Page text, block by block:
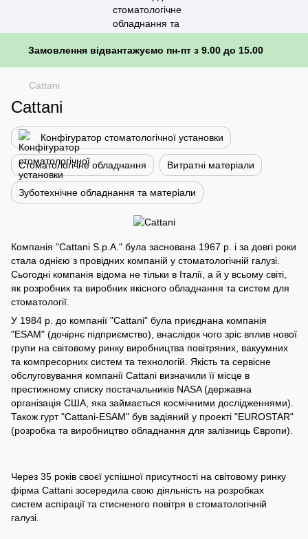
Замовлення відвантажуємо пн-пт з 9.00 до 15.00
Cattani
Cattani
Конфігуратор стоматологічної установки
Стоматологічне обладнання Витратні матеріали
Зуботехнічне обладнання та матеріали
Компанія "Cattani S.p.A." була заснована 1967 р. і за довгі роки
стала однією з провідних компаній у стоматологічній галузі.
Сьогодні компанія відома не тільки в Італії, а й у всьому світі,
як розробник та виробник якісного обладнання та систем для
стоматології.
У 1984 р. до компанії "Cattani" була приєднана компанія
"ESAM" (дочірнє підприємство), внаслідок чого зріс вплив нової
групи на світовому ринку виробництва повітряних, вакуумних
та компресорних систем та технологій. Якість та сервісне
обслуговування компанії Cattani визначили її місце в
престижному списку постачальників NASA (державна
організація США, яка займається космічними дослідженнями).
Також гурт "Cattani-ESAM" був задіяний у проекті "EUROSTAR"
(розробка та виробництво обладнання для залізниць Європи).
Через 35 років своєї успішної присутності на світовому ринку
фірма Cattani зосередила свою діяльність на розробках
систем аспірації та стисненого повітря в стоматологічній
галузі.